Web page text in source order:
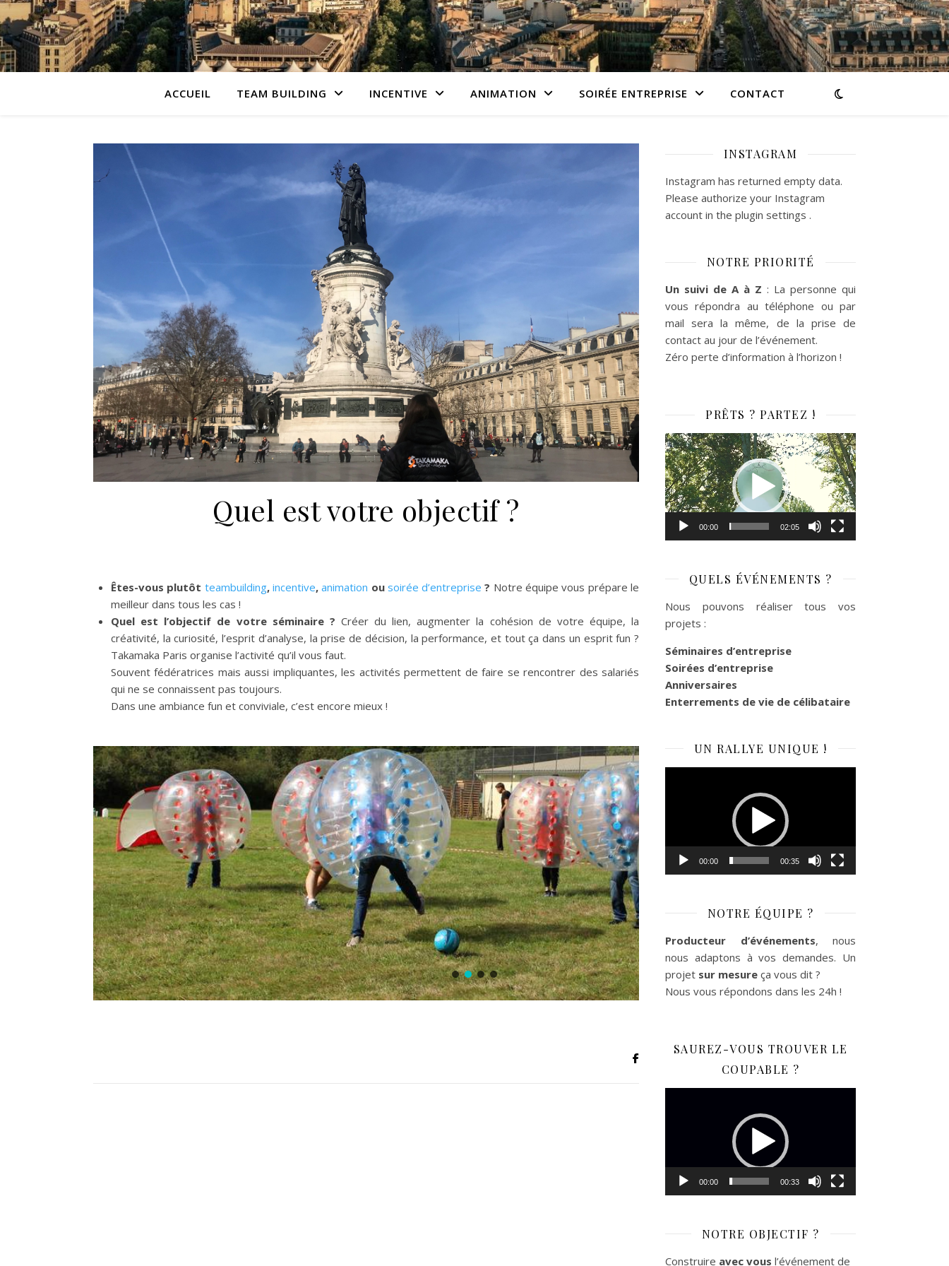
ACCUEIL TEAM BUILDING INCENTIVE ANIMATION SOIRÉE ENTREPRISE CONTACT
Quel est votre objectif ?
Êtes-vous plutôt teambuilding, incentive,animation ou soirée d’entreprise ? Notre équipe vous prépare le
meilleur dans tous les cas !
Quel est l’objectif de votre séminaire ? Créer du lien, augmenter la cohésion de votre équipe, la
créativité, la curiosité, l’esprit d’analyse, la prise de décision, la performance, et tout ça dans un esprit fun ?
Takamaka Paris organise l’activité qu’il vous faut.
Souvent fédératrices mais aussi impliquantes, les activités permettent de faire se rencontrer des salariés
qui ne se connaissent pas toujours.
Dans une ambiance fun et conviviale, c’est encore mieux !
INSTAGRAM
Instagram has returned empty data.
Please authorize your Instagram
account in the plugin settings .
NOTRE PRIORITÉ
Un suivi de A à Z : La personne qui
vous répondra au téléphone ou par
mail sera la même, de la prise de
contact au jour de l’événement.
Zéro perte d’information à l’horizon !
PRÊTS ? PARTEZ !
Lecteur
vidéo
00:00 02:05
QUELS ÉVÉNEMENTS ?
Nous pouvons réaliser tous vos
projets :
Séminaires d’entreprise
Soirées d’entreprise
Anniversaires
Enterrements de vie de célibataire
UN RALLYE UNIQUE !
00:00 00:35
NOTRE ÉQUIPE ?
Producteur d’événements, nous
nous adaptons à vos demandes. Un
projet sur mesure ça vous dit ?
Nous vous répondons dans les 24h !
SAUREZ-VOUS TROUVER LE
COUPABLE ?
00:00 00:33
NOTRE OBJECTIF ?
Construire avec vous l’événement de